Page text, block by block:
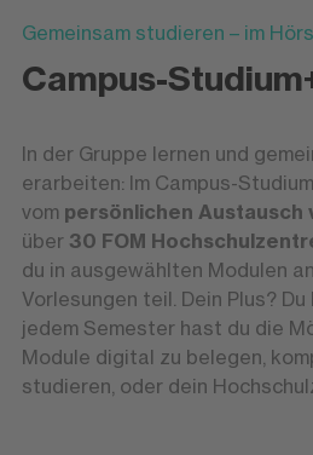
Gemeinsam studieren – im
Campus-
In der Gruppe lernen und
erarbeiten: Im Campus-
vom persönlichen Austausch
über 30 FOM
du in ausgewählten Modulen
Vorlesungen teil. Dein Plus?
jedem Semester hast du die
Module digital zu belegen,
studieren, oder dein